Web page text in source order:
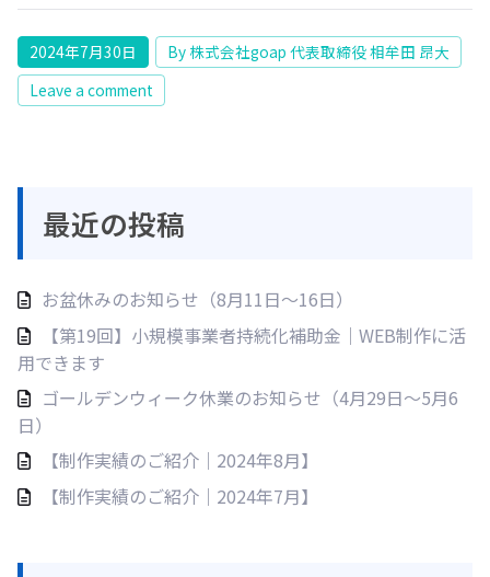
2024年7月30日
By 株式会社goap 代表取締役 相牟田 昂大
Leave a comment
最近の投稿
お盆休みのお知らせ（8月11日〜16日）
【第19回】小規模事業者持続化補助金｜WEB制作に活
用できます
ゴールデンウィーク休業のお知らせ（4月29日〜5月6
日）
【制作実績のご紹介｜2024年8月】
【制作実績のご紹介｜2024年7月】